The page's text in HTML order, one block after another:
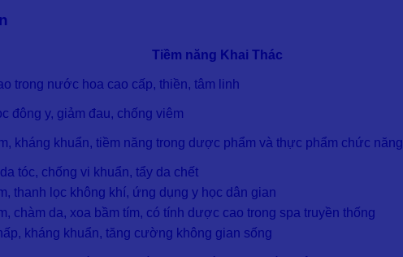
Tiềm năng Khai Thác
trong nước hoa cao cấp, thiền, tâm linh
đông y, giảm đau, chống viêm
kháng khuẩn, tiềm năng trong dược phẩm và thực phẩm chức năng
tóc, chống vi khuẩn, tẩy da chết
thanh lọc không khí, ứng dụng y học dân gian
chàm da, xoa bầm tím, có tính dược cao trong spa truyền thống
kháng khuẩn, tăng cường không gian sống